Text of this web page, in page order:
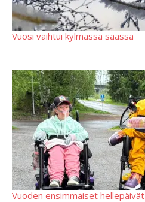
Vuosi vaihtui kylmässä säässä
Vuoden ensimmäiset hellepäivät